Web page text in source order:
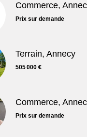
Commerce,
Prix sur demande
Terrain, Annecy
505 000 €
Commerce,
Prix sur demande